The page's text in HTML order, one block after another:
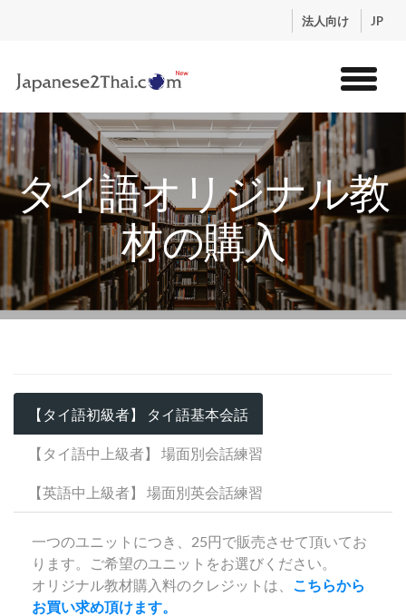
法人向け JP
トップ
サービス
コンテンツ
講師紹介
お申込流れ
ログイン
タイ語オリジナル教
材の購入
【タイ語初級者】 タイ語基本会話
【タイ語中上級者】 場面別会話練習
【英語中上級者】 場面別英会話練習
一つのユニットにつき、25円で販売させて頂いてお
ります。ご希望のユニットをお選びください。
オリジナル教材購入料のクレジットは、 こちらから
お買い求め頂けます。